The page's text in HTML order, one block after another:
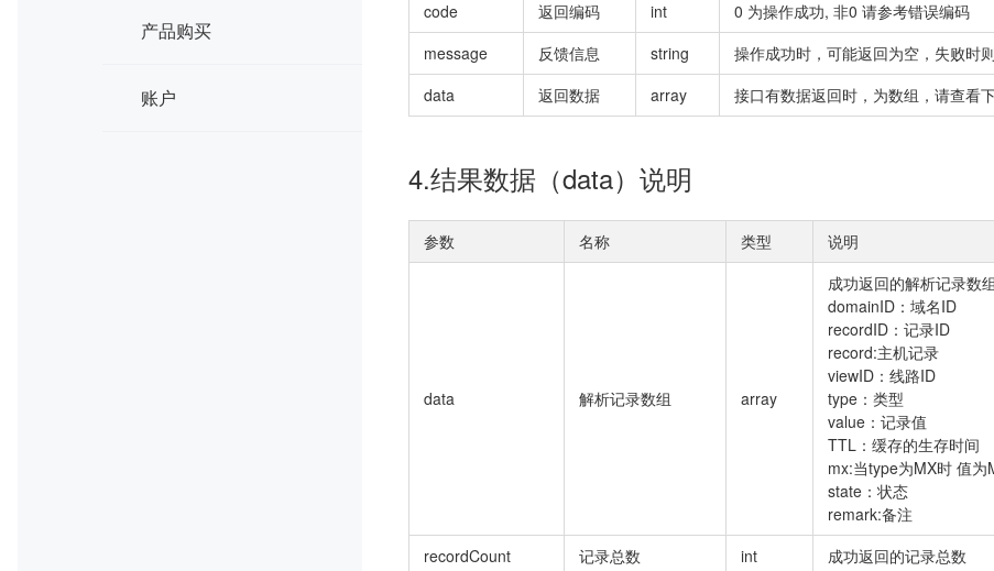
产品购买
账户
code
返回编码 int
0 为操作成功, 非0 请参考错误编码
message
反馈信息 string
操作成功时，可能返回为空，失败时
data
返回数据 array 接口有数据返回时，为数组，请查看
4.结果数据（data）说明
参数 名称 类型 说明
data 解析记录数组 array
成功返回的解析记录数
domainID：域名ID
recordID：记录ID
record:主机记录
viewID：线路ID
type：类型
value：记录值
TTL：缓存的生存时间
mx:当type为MX时 值
state：状态
remark:备注
recordCount
记录总数 int
成功返回的记录总数